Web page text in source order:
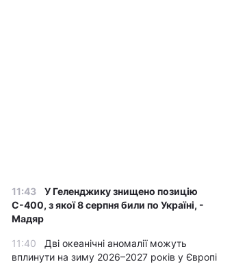
11:43
У Геленджику знищено позицію
С-400, з якої 8 серпня били по Україні, -
Мадяр
11:40
Дві океанічні аномалії можуть
вплинути на зиму 2026–2027 років у Європі